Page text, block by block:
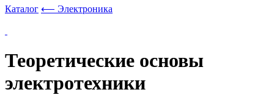
Каталог ⟵ Электроника
Теоретические основы
электротехники